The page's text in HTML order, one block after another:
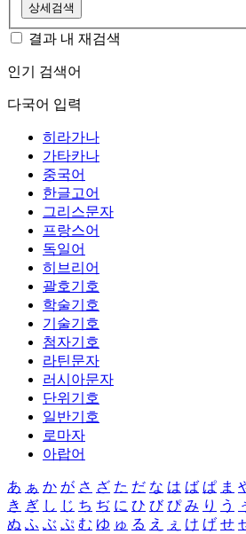
상세검색
결과 내 재검색
인기 검색어
다국어 입력
히라가나
가타카나
중국어
한글고어
그리스문자
프랑스어
독일어
히브리어
괄호기호
학술기호
기술기호
첨자기호
라틴문자
러시아문자
단위기호
일반기호
로마자
아랍어
あ ぁ か が さ ざ た だ な は ば ぱ ま
き ぎ し じ ち ぢ に ひ び ぴ み り う
ぬ ふ ぶ ぷ む ゆ ゅ る え ぇ け げ せ